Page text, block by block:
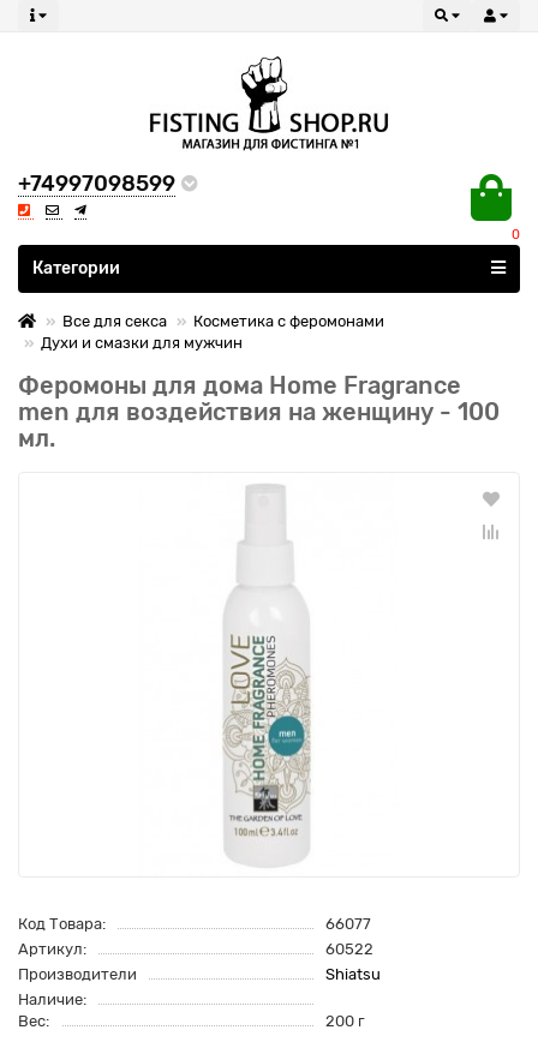
+74997098599
0
Все категории
Категории
Все для секса
Косметика с феромонами
Духи и смазки для мужчин
Феромоны для дома Home Fragrance
men для воздействия на женщину - 100
мл.
Код Товара:
66077
Артикул:
60522
Производители
Shiatsu
Наличие:
Вес:
200 г